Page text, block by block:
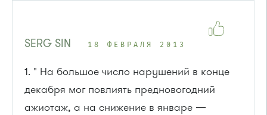
SERG SIN 18 ФЕВРАЛЯ 2013
1. " На большое число нарушений в конце
декабря мог повлиять предновогодний
ажиотаж, а на снижение в январе —